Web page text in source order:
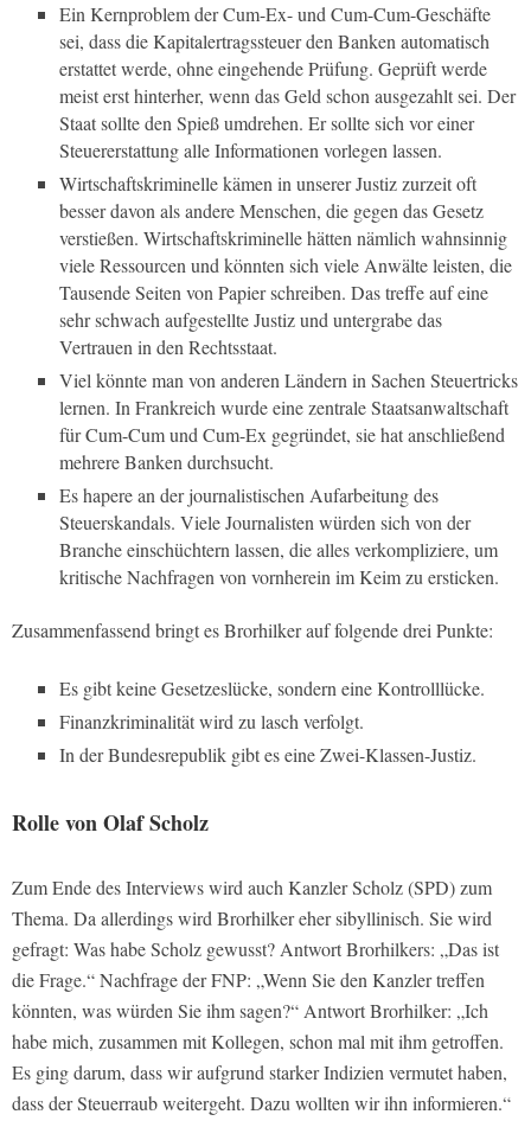
Ein Kernproblem der Cum-Ex- und Cum-Cum-Geschäfte
sei, dass die Kapitalertragssteuer den Banken automatisch
erstattet werde, ohne eingehende Prüfung. Geprüft werde
meist erst hinterher, wenn das Geld schon ausgezahlt sei. Der
Staat sollte den Spieß umdrehen. Er sollte sich vor einer
Steuererstattung alle Informationen vorlegen lassen.
Wirtschaftskriminelle kämen in unserer Justiz zurzeit oft
besser davon als andere Menschen, die gegen das Gesetz
verstießen. Wirtschaftskriminelle hätten nämlich wahnsinnig
viele Ressourcen und könnten sich viele Anwälte leisten, die
Tausende Seiten von Papier schreiben. Das treffe auf eine
sehr schwach aufgestellte Justiz und untergrabe das
Vertrauen in den Rechtsstaat.
Viel könnte man von anderen Ländern in Sachen Steuertricks
lernen. In Frankreich wurde eine zentrale Staatsanwaltschaft
für Cum-Cum und Cum-Ex gegründet, sie hat anschließend
mehrere Banken durchsucht.
Es hapere an der journalistischen Aufarbeitung des
Steuerskandals. Viele Journalisten würden sich von der
Branche einschüchtern lassen, die alles verkompliziere, um
kritische Nachfragen von vornherein im Keim zu ersticken.
Zusammenfassend bringt es Brorhilker auf folgende drei Punkte:
Es gibt keine Gesetzeslücke, sondern eine Kontrolllücke.
Finanzkriminalität wird zu lasch verfolgt.
In der Bundesrepublik gibt es eine Zwei-Klassen-Justiz.
Rolle von Olaf Scholz
Zum Ende des Interviews wird auch Kanzler Scholz (SPD) zum
Thema. Da allerdings wird Brorhilker eher sibyllinisch. Sie wird
gefragt: Was habe Scholz gewusst? Antwort Brorhilkers: „Das ist
die Frage.“ Nachfrage der FNP: „Wenn Sie den Kanzler treffen
könnten, was würden Sie ihm sagen?“ Antwort Brorhilker: „Ich
habe mich, zusammen mit Kollegen, schon mal mit ihm getroffen.
Es ging darum, dass wir aufgrund starker Indizien vermutet haben,
dass der Steuerraub weitergeht. Dazu wollten wir ihn informieren.“